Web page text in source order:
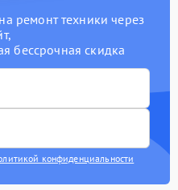
ремонт техники через
бессрочная скидка
конфиденциальности